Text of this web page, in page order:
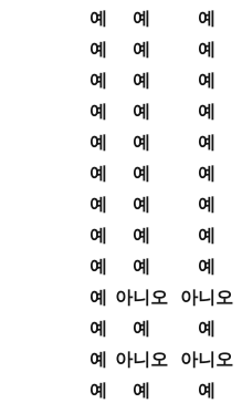
예 예
예
예 예
예
예 예
예
예 예
예
예 예
예
예 예
예
예 예
예
예 예
예
예 예
예
예 아니오 아니오
예 예
예
예 아니오 아니오
예 예
예